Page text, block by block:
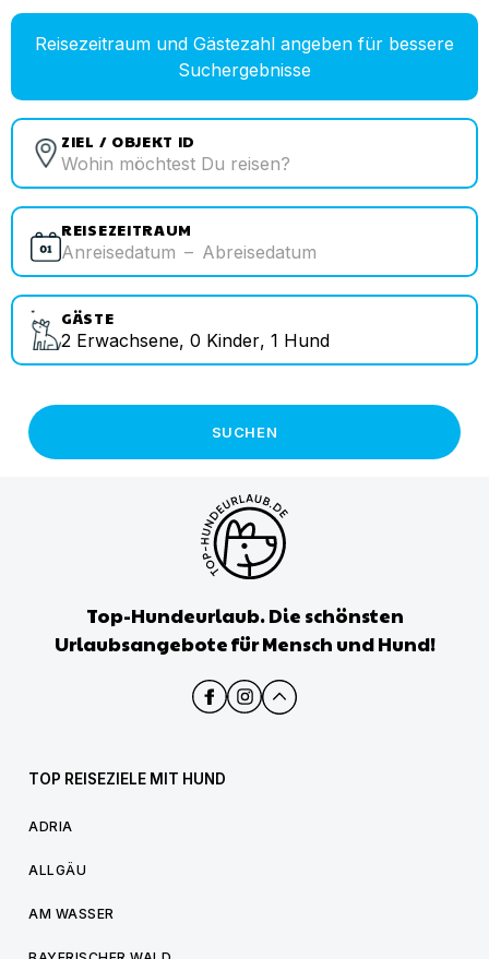
Reisezeitraum und Gästezahl angeben für bessere
Suchergebnisse
ZIEL / OBJEKT ID
REISEZEITRAUM
Anreisedatum – Abreisedatum
GÄSTE
2 Erwachsene, 0 Kinder, 1 Hund
SUCHEN
Top-Hundeurlaub. Die schönsten
Urlaubsangebote für Mensch und Hund!
TOP REISEZIELE MIT HUND
ADRIA
ALLGÄU
AM WASSER